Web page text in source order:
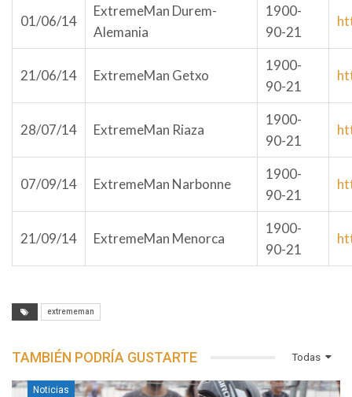
01/06/14
ExtremeMan Durem-
Alemania
1900-
90-21
21/06/14 ExtremeMan Getxo
1900-
90-21
28/07/14 ExtremeMan Riaza
1900-
90-21
07/09/14 ExtremeMan Narbonne
1900-
90-21
21/09/14 ExtremeMan Menorca
1900-
90-21
extrememan
Todas
TAMBIÉN PODRÍA GUSTARTE
Noticias